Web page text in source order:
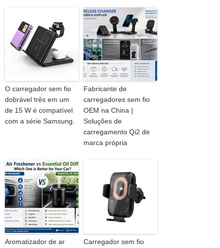
O carregador sem fio
dobrável três em um
de 15 W é compatível
com a série Samsung.
Fabricante de
carregadores sem fio
OEM na China |
Soluções de
carregamento Qi2 de
marca própria
Aromatizador de ar
Carregador sem fio